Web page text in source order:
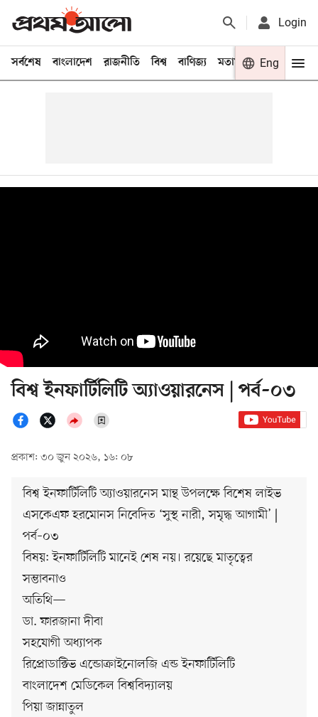
Login
সর্বশেষ বাংলাদেশ রাজনীতি বিশ্ব বাণিজ্য মতামত খেলা
Eng
বিশ্ব ইনফার্টিলিটি অ্যাওয়ারনেস | পর্ব–০৩
প্রকাশ: ৩০ জুন ২০২৬, ১৬: ০৮
বিশ্ব ইনফার্টিলিটি অ্যাওয়ারনেস মান্থ উপলক্ষে বিশেষ লাইভ
এসকেএফ হরমোনস নিবেদিত ‘সুস্থ নারী, সমৃদ্ধ আগামী’ |
পর্ব–০৩
বিষয়: ইনফার্টিলিটি মানেই শেষ নয়। রয়েছে মাতৃত্বের
সম্ভাবনাও
অতিথি—
ডা. ফারজানা দীবা
সহযোগী অধ্যাপক
রিপ্রোডাক্টিভ এন্ডোক্রাইনোলজি এন্ড ইনফার্টিলিটি
বাংলাদেশ মেডিকেল বিশ্ববিদ্যালয়
পিয়া জান্নাতুল